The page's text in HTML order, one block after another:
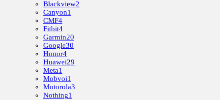
Blackview2
Canyon1
CMF4
Fitbit4
Garmin20
Google30
Honor4
Huawei29
Meta1
Mobvoi1
Motorola3
Nothing1